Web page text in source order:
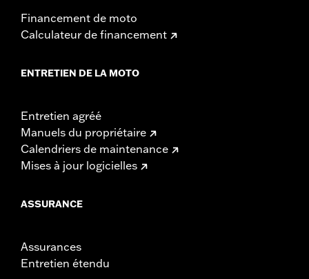
Financement de moto
Calculateur de financement
ENTRETIEN DE LA MOTO
Entretien agréé
Manuels du propriétaire
Calendriers de maintenance
Mises à jour logicielles
ASSURANCE
Assurances
Entretien étendu